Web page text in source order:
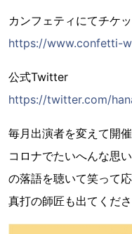
カンフェティにてチケ
https://www.confetti-
公式Twitter
https://twitter.com/
毎月出演者を変えて開
コロナでたいへんな思
の落語を聴いて笑って
真打の師匠も出てくださ